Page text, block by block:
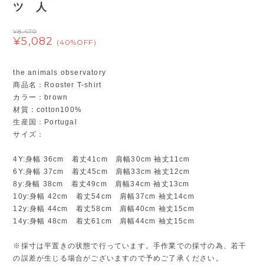
ツ 人
¥8,470
¥5,082 (40%OFF)
the animals observatory
商品名：Rooster T-shirt
カラー：brown
材質：cotton100%
生産国：Portugal
サイズ：
4Y:身幅 36cm 着丈41cm 肩幅30cm 袖丈11cm
6Y:身幅 37cm 着丈45cm 肩幅33cm 袖丈12cm
8y:身幅 38cm 着丈49cm 肩幅34cm 袖丈13cm
10y:身幅 42cm 着丈54cm 肩幅37cm 袖丈14cm
12y:身幅 44cm 着丈58cm 肩幅40cm 袖丈15cm
14y:身幅 48cm 着丈61cm 肩幅44cm 袖丈15cm
※採寸は平置きの状態で行っています。手作業での採寸の為、若干
の誤差が生じる場合がございますので予めご了承ください。